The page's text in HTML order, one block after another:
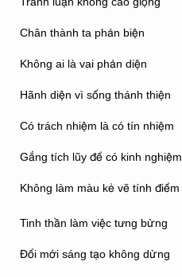
Chân thành ta phản biện
Không ai là vai phản diện
Hãnh diện vì sống thánh thiện
Có trách nhiệm là có tín nhiệm
Gắng tích lũy để có kinh nghiệm
Không làm màu kẻ vẽ tính điểm
Tinh thần làm việc tưng bừng
Đổi mới sáng tạo không dừng